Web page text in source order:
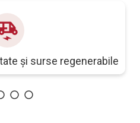
și surse regenerabile